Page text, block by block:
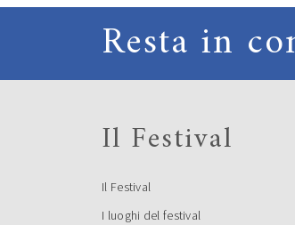
Resta in
Il Festival
Il Festival
I luoghi del festival